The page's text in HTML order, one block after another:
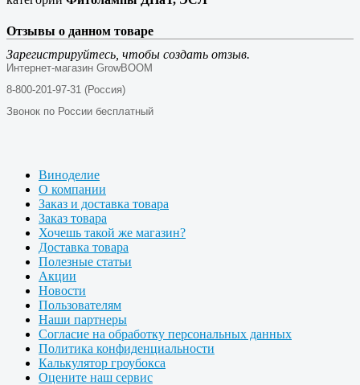
Отзывы о данном товаре
Зарегистрируйтесь, чтобы создать отзыв.
Интернет-магазин GrowBOOM
8-800-201-97-31 (Россия)
Звонок по России бесплатный
Виноделие
О компании
Заказ и доставка товара
Заказ товара
Хочешь такой же магазин?
Доставка товара
Полезные статьи
Акции
Новости
Пользователям
Наши партнеры
Согласие на обработку персональных данных
Политика конфиденциальности
Калькулятор гроубокса
Оцените наш сервис